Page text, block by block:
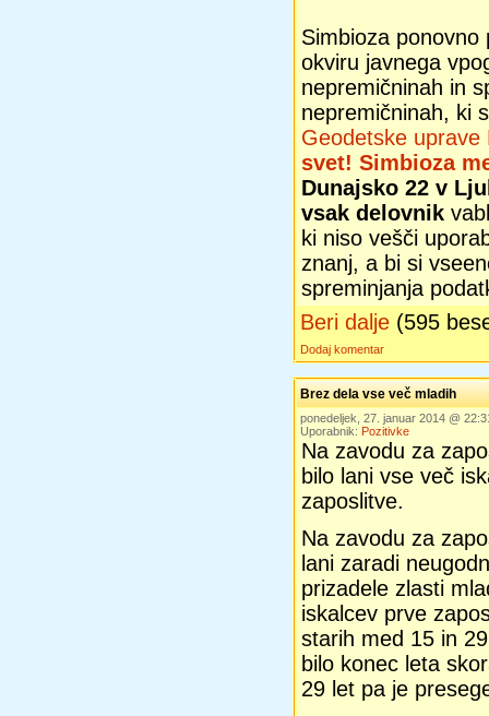
Simbioza
okviru javnega
nepremičninah in
nepremičninah, ki
Geodetske uprave
svet! Simbioza
Dunajsko 22 v
vsak delovnik
ki niso vešči
znanj, a bi si
spreminjanja
Beri dalje (595
Dodaj komentar
Brez dela vse več mladih
ponedeljek, 27. januar 2014 @
Uporabnik: Pozitivke
Na zavodu za
bilo lani vse več
zaposlitve.
Na zavodu za
lani zaradi
prizadele zlasti
iskalcev prve
starih med 15 in
bilo konec leta
29 let pa je